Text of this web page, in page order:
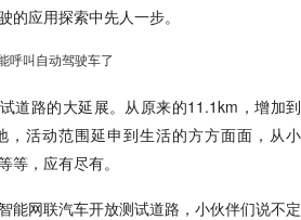
的应用探索中先人一步。
道路的大延展。从原来的11.1km，增加到
，活动范围延申到生活的方方面面，从小
等，应有尽有。
能网联汽车开放测试道路，小伙伴们说不定